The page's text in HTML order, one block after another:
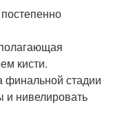
кисти.
финальной стадии
и нивелировать